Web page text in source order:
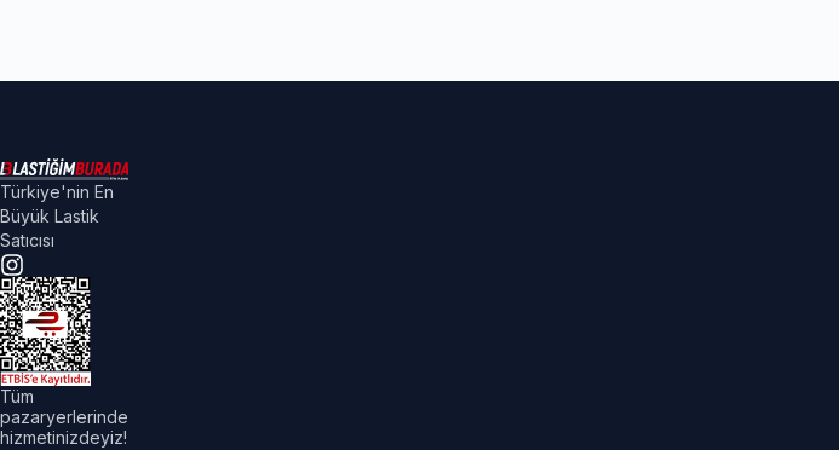
Türkiye'nin En
Büyük Lastik
Satıcısı
Tüm
pazaryerlerinde
hizmetinizdeyiz!